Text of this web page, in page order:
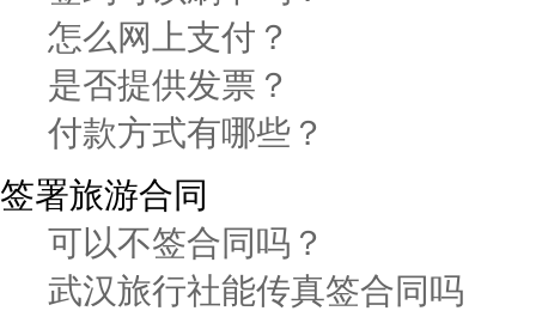
怎么网上支付？
是否提供发票？
付款方式有哪些？
签署旅游合同
可以不签合同吗？
武汉旅行社能传真签合同吗